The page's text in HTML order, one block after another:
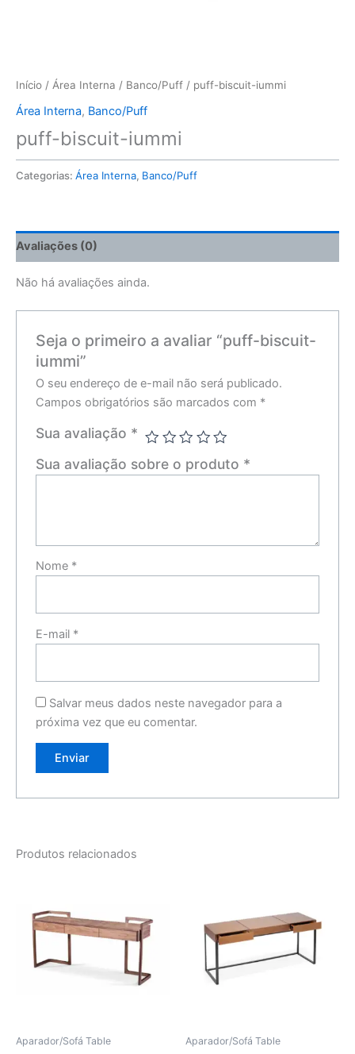
Início / Área Interna / Banco/Puff / puff-biscuit-iummi
Área Interna, Banco/Puff
puff-biscuit-iummi
Categorias: Área Interna, Banco/Puff
Avaliações (0)
Não há avaliações ainda.
Seja o primeiro a avaliar “puff-biscuit-
iummi”
O seu endereço de e-mail não será publicado.
Campos obrigatórios são marcados com *
Sua avaliação *
Sua avaliação sobre o produto *
Nome *
E-mail *
Salvar meus dados neste navegador para a
próxima vez que eu comentar.
Produtos relacionados
Aparador/Sofá Table Aparador/Sofá Table